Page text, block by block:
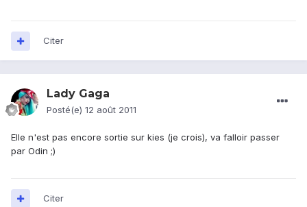
Citer
Lady Gaga
Posté(e) 12 août 2011
Elle n'est pas encore sortie sur kies (je crois), va falloir passer
par Odin ;)
Citer